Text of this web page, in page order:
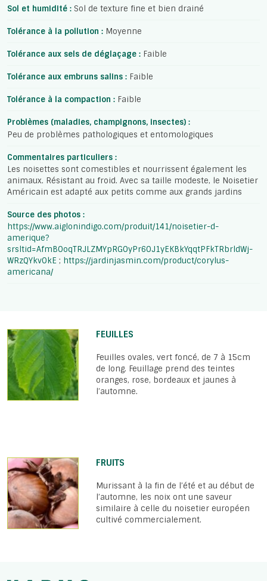
Sol et humidité : Sol de texture fine et bien drainé
Tolérance à la pollution : Moyenne
Tolérance aux sels de déglaçage : Faible
Tolérance aux embruns salins : Faible
Tolérance à la compaction : Faible
Problèmes (maladies, champignons, insectes) :
Peu de problèmes pathologiques et entomologiques
Commentaires particuliers :
Les noisettes sont comestibles et nourrissent également les
animaux. Résistant au froid. Avec sa taille modeste, le Noisetier
Américain est adapté aux petits comme aux grands jardins
Source des photos :
https://www.aiglonindigo.com/produit/141/noisetier-d-
amerique?
srsltid=AfmBOoqTRJLZMYpRGOyPr6OJ1yEKBkYqqtPFkTRbrldWj-
WRzQYkvOkE ; https://jardinjasmin.com/product/corylus-
americana/
FEUILLES
Feuilles ovales, vert foncé, de 7 à 15cm
de long. Feuillage prend des teintes
oranges, rose, bordeaux et jaunes à
l’automne.
FRUITS
Murissant à la fin de l’été et au début de
l’automne, les noix ont une saveur
similaire à celle du noisetier européen
cultivé commercialement.